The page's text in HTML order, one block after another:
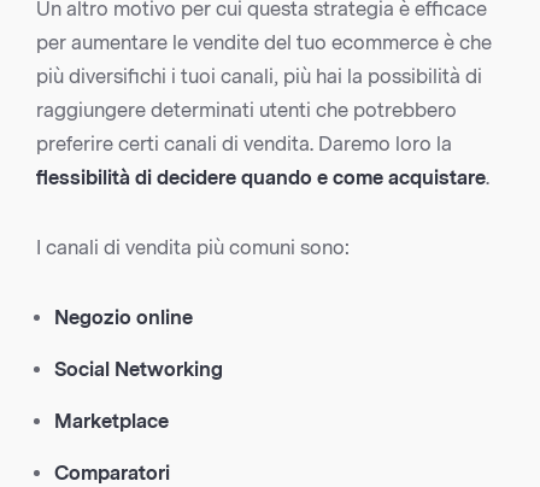
Un altro motivo per cui questa strategia è efficace
per aumentare le vendite del tuo ecommerce è che
più diversifichi i tuoi canali, più hai la possibilità di
raggiungere determinati utenti che potrebbero
preferire certi canali di vendita. Daremo loro la
flessibilità di decidere quando e come acquistare.
I canali di vendita più comuni sono:
Negozio online
Social Networking
Marketplace
Comparatori